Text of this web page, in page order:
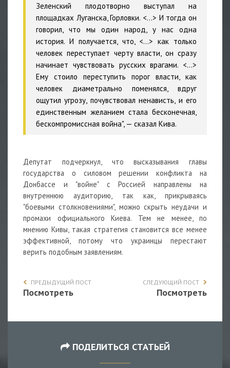
Зеленский плодотворно выступал на
площадках Луганска, Горловки. <…> И тогда он
говорил, что мы один народ, у нас одна
история. И получается, что, <…> как только
человек переступает черту власти, он сразу
начинает чувствовать русских врагами. <…>
Ему стоило переступить порог власти, как
человек диаметрально поменялся, вдруг
ощутил угрозу, почувствовал ненависть, и его
единственным желанием стала бесконечная,
бескомпромиссная война", — сказал Кива.
Депутат подчеркнул, что высказывания главы
государства о силовом решении конфликта на
Донбассе и "войне" с Россией направлены на
внутреннюю аудиторию, так как, прикрываясь
"боевыми столкновениями", можно скрыть неудачи и
промахи официального Киева. Тем не менее, по
мнению Кивы, такая стратегия становится все менее
эффективной, потому что украинцы перестают
верить подобным заявлениям.
ПРЕДЫДУЩИЙ ПОСТ
Посмотреть
СЛЕДУЮЩИЙ ПОСТ
Посмотреть
ПОДЕЛИТЬСЯ СТАТЬЕЙ